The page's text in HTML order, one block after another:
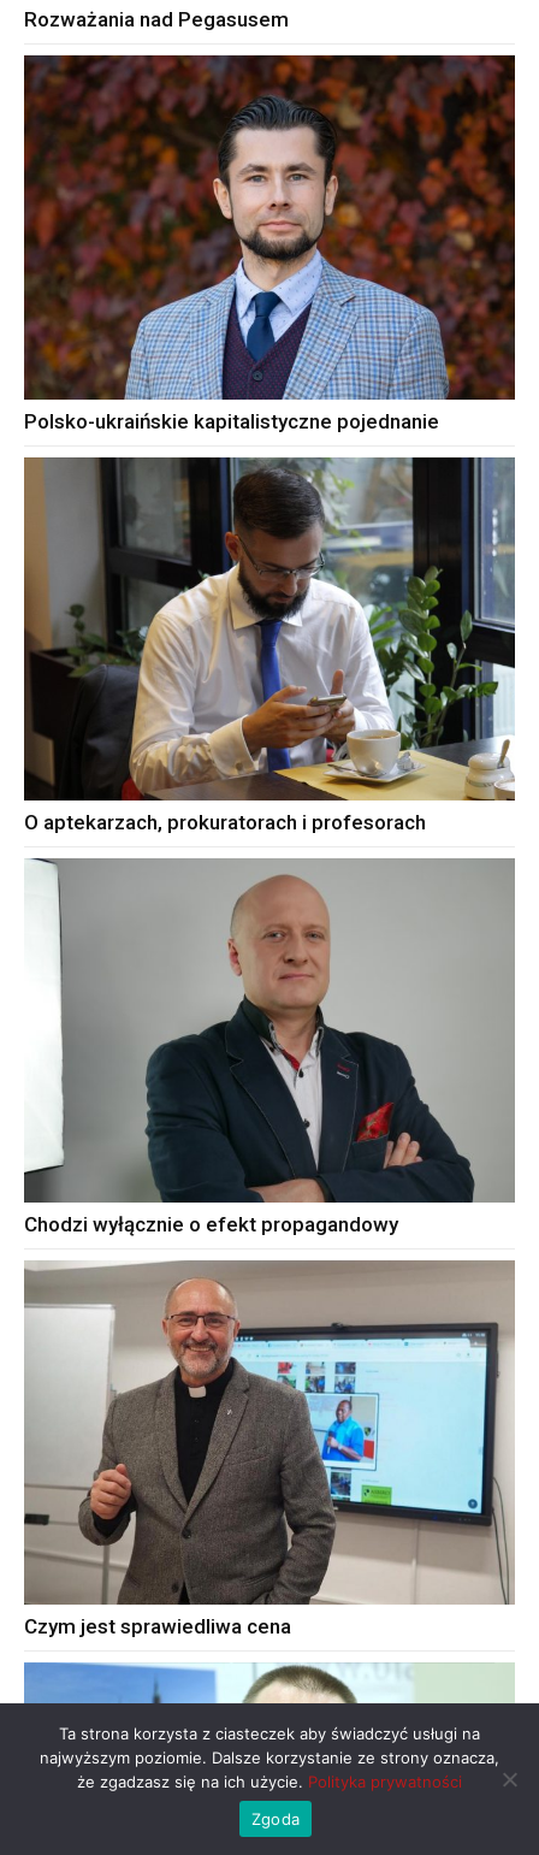
Rozważania nad Pegasusem
Polsko-ukraińskie kapitalistyczne pojednanie
O aptekarzach, prokuratorach i profesorach
Chodzi wyłącznie o efekt propagandowy
Czym jest sprawiedliwa cena
Ta strona korzysta z ciasteczek aby świadczyć usługi na
najwyższym poziomie. Dalsze korzystanie ze strony oznacza,
że zgadzasz się na ich użycie. Polityka prywatności
Zgoda